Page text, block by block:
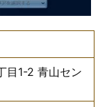
目1-2 青山セン